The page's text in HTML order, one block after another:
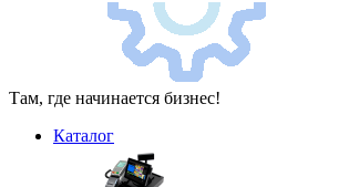
Там, где начинается бизнес!
Каталог